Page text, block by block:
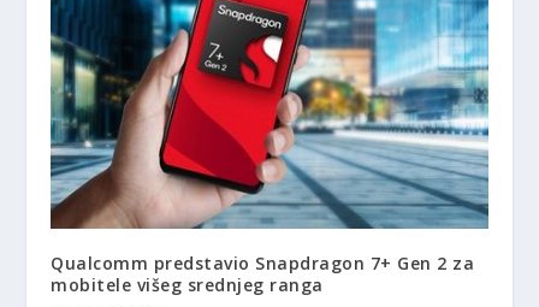
Qualcomm predstavio Snapdragon 7+ Gen 2 za
mobitele višeg srednjeg ranga